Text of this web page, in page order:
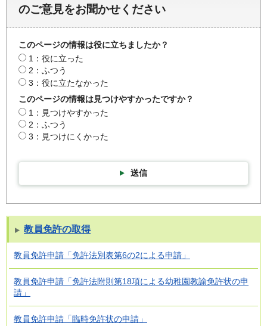
のご意見をお聞かせください
このページの情報は役に立ちましたか？
1：役に立った
2：ふつう
3：役に立たなかった
このページの情報は見つけやすかったですか？
1：見つけやすかった
2：ふつう
3：見つけにくかった
送信
教員免許の取得
教員免許申請「免許法別表第6の2による申請」
教員免許申請「免許法附則第18項による幼稚園教諭免許状の申
請」
教員免許申請「臨時免許状の申請」